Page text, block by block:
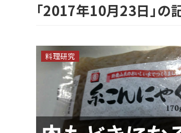
「2017年10月23日」の
料理研究